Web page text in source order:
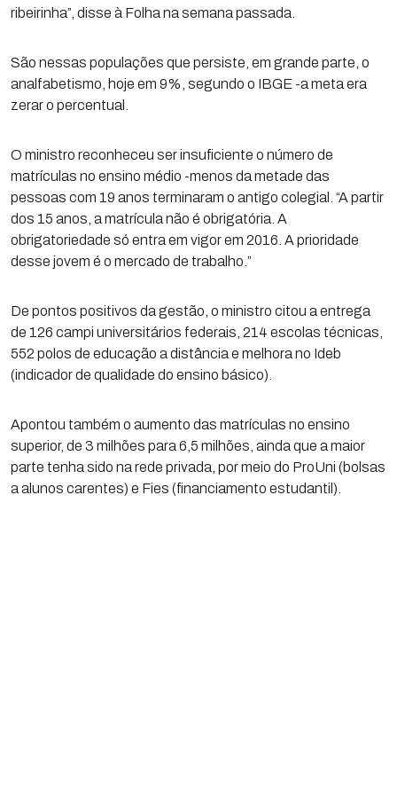
ribeirinha”, disse à Folha na semana passada.
São nessas populações que persiste, em grande parte, o
analfabetismo, hoje em 9%, segundo o IBGE -a meta era
zerar o percentual.
O ministro reconheceu ser insuficiente o número de
matrículas no ensino médio -menos da metade das
pessoas com 19 anos terminaram o antigo colegial. “A partir
dos 15 anos, a matrícula não é obrigatória. A
obrigatoriedade só entra em vigor em 2016. A prioridade
desse jovem é o mercado de trabalho.”
De pontos positivos da gestão, o ministro citou a entrega
de 126 campi universitários federais, 214 escolas técnicas,
552 polos de educação a distância e melhora no Ideb
(indicador de qualidade do ensino básico).
Apontou também o aumento das matrículas no ensino
superior, de 3 milhões para 6,5 milhões, ainda que a maior
parte tenha sido na rede privada, por meio do ProUni (bolsas
a alunos carentes) e Fies (financiamento estudantil).